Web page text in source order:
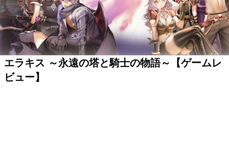
エラキス ～永遠の塔と騎士の物語～【ゲームレ
ビュー】